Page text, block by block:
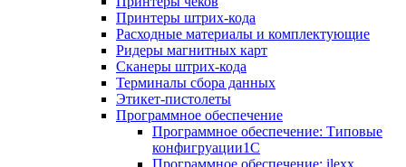
Принтеры штрих-кода
Расходные материалы и комплектующие
Ридеры магнитных карт
Сканеры штрих-кода
Терминалы сбора данных
Этикет-пистолеты
Программное обеспечение
Программное обеспечение: Типовые
конфигруации1С
Программное обеспечение: ilexx